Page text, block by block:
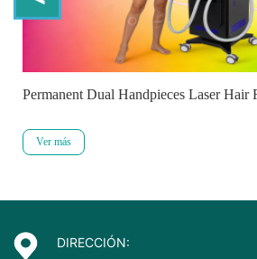
Permanent Dual Handpieces Laser Hair
Ver más
DIRECCIÓN: